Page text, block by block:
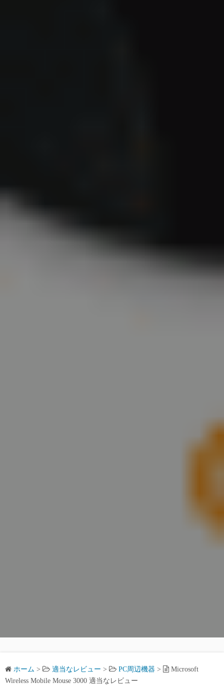
ホーム > 適当なレビュー > PC周辺機器 >
Microsoft
Wireless Mobile Mouse 3000 適当なレビュー